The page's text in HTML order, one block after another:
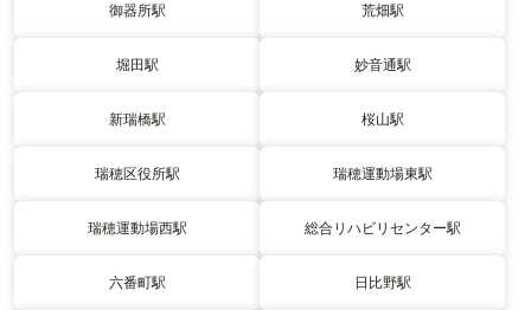
御器所駅 荒畑駅
堀田駅 妙音通駅
新瑞橋駅 桜山駅
瑞穂区役所駅 瑞穂運動場東駅
瑞穂運動場西駅 総合リハビリセンター駅
六番町駅 日比野駅